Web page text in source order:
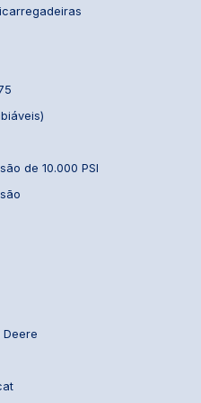
de 10.000 PSI
Deere